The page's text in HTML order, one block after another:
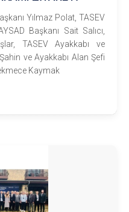
Yılmaz Polat, TASEV
Başkanı Sait Salıcı,
TASEV Ayakkabı ve
ve Ayakkabı Alan Şefi
Kaymak